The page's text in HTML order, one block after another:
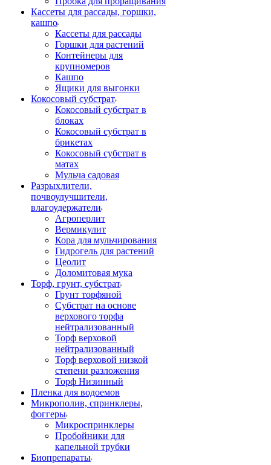
Кассеты для рассады, горшки,
кашпо
Кассеты для рассады
Горшки для растений
Контейнеры для
крупномеров
Кашпо
Ящики для выгонки
Кокосовый субстрат
Кокосовый субстрат в
блоках
Кокосовый субстрат в
брикетах
Кокосовый субстрат в
матах
Мульча садовая
Разрыхлители,
почвоулучшители,
влагоудержатели
Агроперлит
Вермикулит
Кора для мульчирования
Гидрогель для растений
Цеолит
Доломитовая мука
Торф, грунт, субстрат
Грунт торфяной
Субстрат на основе
верхового торфа
нейтрализованный
Торф верховой
нейтрализованный
Торф верховой низкой
степени разложения
Торф Низинный
Пленка для водоемов
Микрополив, спринклеры,
фоггеры
Микроспринклеры
Пробойники для
капельной трубки
Биопрепараты